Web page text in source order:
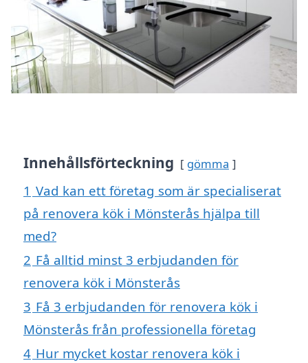
Innehållsförteckning gömma
1 Vad kan ett företag som är specialiserat
på renovera kök i Mönsterås hjälpa till
med?
2 Få alltid minst 3 erbjudanden för
renovera kök i Mönsterås
3 Få 3 erbjudanden för renovera kök i
Mönsterås från professionella företag
4 Hur mycket kostar renovera kök i